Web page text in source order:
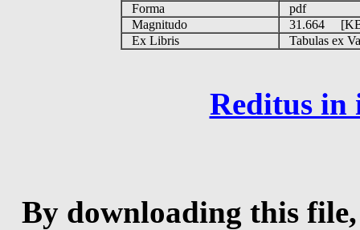
Forma
pdf
Magnitudo
31.664
Ex Libris
Tabulas ex
Reditus in
By downloading this